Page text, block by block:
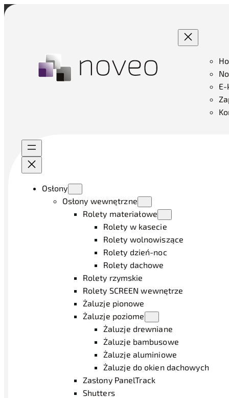
Osłony
Osłony wewnętrzne
Rolety materiałowe
Rolety w kasecie
Rolety wolnowiszące
Rolety dzień-noc
Rolety dachowe
Rolety rzymskie
Rolety SCREEN wewnętrze
Żaluzje pionowe
Żaluzje poziome
Żaluzje drewniane
Żaluzje bambusowe
Żaluzje aluminiowe
Żaluzje do okien dachowych
Zasłony PanelTrack
Shutters